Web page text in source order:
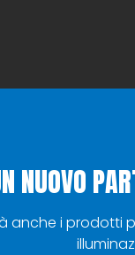
NUOVO
anche i prodotti